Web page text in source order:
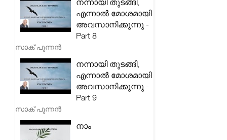
നന്നായി തുടങ്ങി,
എന്നാൽ മോശമായി
അവസാനിക്കുന്നു -
Part 8
സാക് പുന്നൻ
നന്നായി തുടങ്ങി,
എന്നാൽ മോശമായി
അവസാനിക്കുന്നു -
Part 9
സാക് പുന്നൻ
നാം